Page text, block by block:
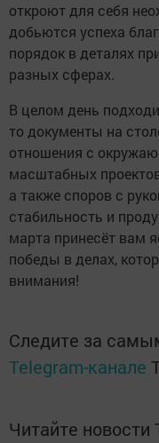
откроют для себя
добьются успеха
порядок в деталях
разных сферах.
В целом день
то документы на
отношения с
масштабных
а также споров с
стабильность и
марта принесёт вам
победы в делах,
внимания!
Следите за
Telegram-канале
Читайте новости